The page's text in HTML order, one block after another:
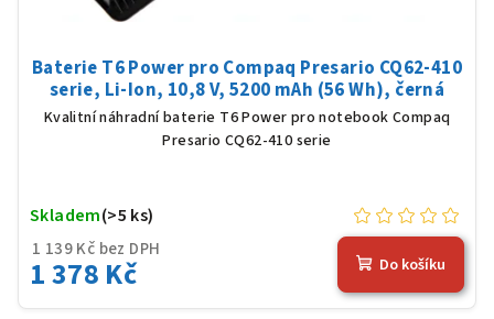
Baterie T6 Power pro Compaq Presario CQ62-410
serie, Li-Ion, 10,8 V, 5200 mAh (56 Wh), černá
Kvalitní náhradní baterie T6 Power pro notebook Compaq
Presario CQ62-410 serie
1 139 Kč bez DPH
1 378 Kč
Skladem(>5 ks)
Do košíku